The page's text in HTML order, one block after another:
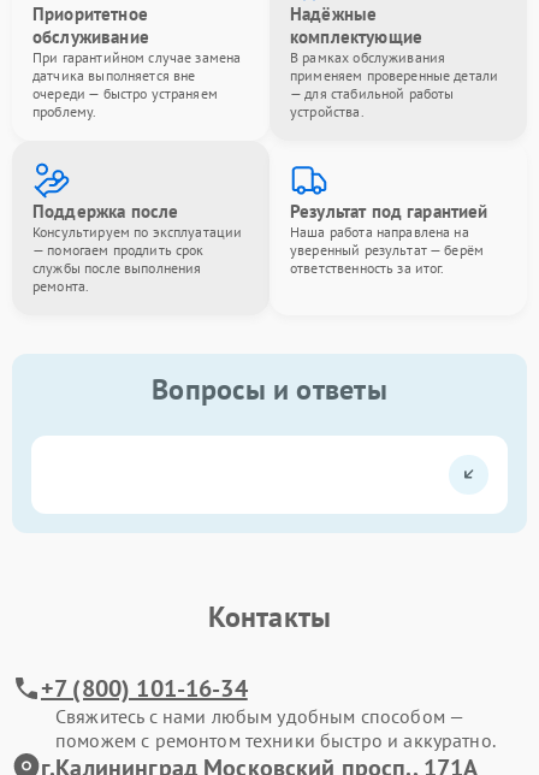
Приоритетное
обслуживание
При гарантийном случае замена
датчика выполняется вне
очереди — быстро устраняем
проблему.
Надёжные
комплектующие
В рамках обслуживания
применяем проверенные детали
— для стабильной работы
устройства.
Поддержка после
Консультируем по эксплуатации
— помогаем продлить срок
службы после выполнения
ремонта.
Результат под гарантией
Наша работа направлена на
уверенный результат — берём
ответственность за итог.
Вопросы и ответы
Контакты
+7 (800) 101-16-34
Свяжитесь с нами любым удобным способом —
поможем с ремонтом техники быстро и аккуратно.
г.Калининград Московский просп., 171А